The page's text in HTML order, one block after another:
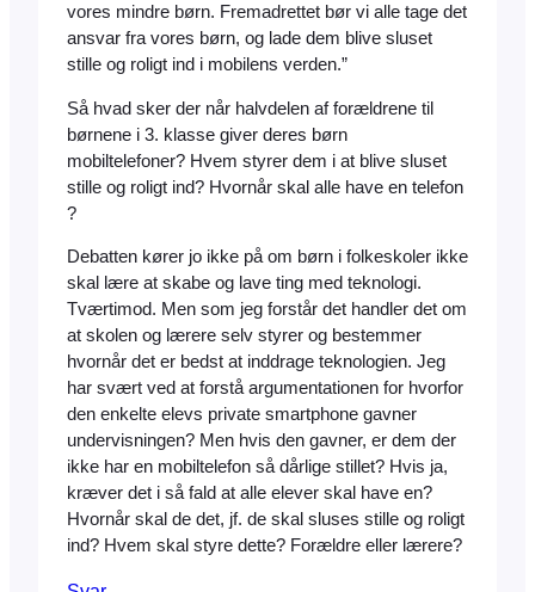
vores mindre børn. Fremadrettet bør vi alle tage det
ansvar fra vores børn, og lade dem blive sluset
stille og roligt ind i mobilens verden.”
Så hvad sker der når halvdelen af forældrene til
børnene i 3. klasse giver deres børn
mobiltelefoner? Hvem styrer dem i at blive sluset
stille og roligt ind? Hvornår skal alle have en telefon
?
Debatten kører jo ikke på om børn i folkeskoler ikke
skal lære at skabe og lave ting med teknologi.
Tværtimod. Men som jeg forstår det handler det om
at skolen og lærere selv styrer og bestemmer
hvornår det er bedst at inddrage teknologien. Jeg
har svært ved at forstå argumentationen for hvorfor
den enkelte elevs private smartphone gavner
undervisningen? Men hvis den gavner, er dem der
ikke har en mobiltelefon så dårlige stillet? Hvis ja,
kræver det i så fald at alle elever skal have en?
Hvornår skal de det, jf. de skal sluses stille og roligt
ind? Hvem skal styre dette? Forældre eller lærere?